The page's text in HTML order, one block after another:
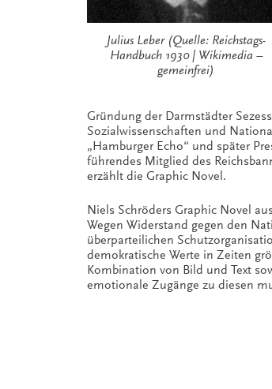
Julius Leber (Quelle: Reichstags-
Handbuch 1930 | Wikimedia –
gemeinfrei)
Gründung der Darmstädter
Sozialwissenschaften und
„Hamburger Echo“ und später
führendes Mitglied des
erzählt die Graphic Novel.
Niels Schröders Graphic Novel
Wegen Widerstand gegen den
überparteilichen
demokratische Werte in Zeiten
Kombination von Bild und Text
emotionale Zugänge zu diesen